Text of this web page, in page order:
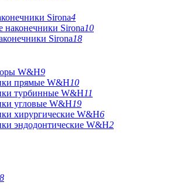
Sirona4
наконечники Sirona10
Sirona18
W&H9
прямые W&H10
турбинные W&H11
угловые W&H19
хирургические W&H6
эндодонтические W&H2